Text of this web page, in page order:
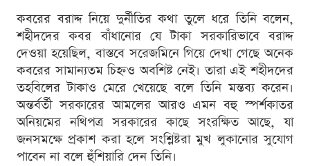
কবরের বরাদ্দ নিয়ে দুর্নীতির কথা তুলে ধরে তিনি বলেন,
শহীদদের কবর বাঁধানোর যে টাকা সরকারিভাবে বরাদ্দ
দেওয়া হয়েছিল, বাস্তবে সরেজমিনে গিয়ে দেখা গেছে অনেক
কবরের সামান্যতম চিহ্নও অবশিষ্ট নেই। তারা এই শহীদদের
তহবিলের টাকাও মেরে খেয়েছে বলে তিনি মন্তব্য করেন।
অন্তর্বর্তী সরকারের আমলের আরও এমন বহু স্পর্শকাতর
অনিয়মের নথিপত্র সরকারের কাছে সংরক্ষিত আছে, যা
জনসমক্ষে প্রকাশ করা হলে সংশ্লিষ্টরা মুখ লুকানোর সুযোগ
পাবেন না বলে হুঁশিয়ারি দেন তিনি।